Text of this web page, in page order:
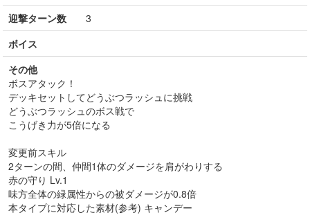
迎撃ターン数 3
ボイス
その他
ボスアタック！
デッキセットしてどうぶつラッシュに挑戦
どうぶつラッシュのボス戦で
こうげき力が5倍になる
変更前スキル
2ターンの間、仲間1体のダメージを肩がわりする
赤の守り Lv.1
味方全体の緑属性からの被ダメージが0.8倍
本タイプに対応した素材(参考) キャンデー